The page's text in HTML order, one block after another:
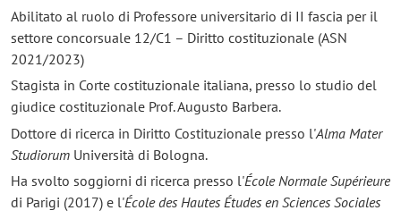
Abilitato al ruolo di Professore universitario di II fascia per il
settore concorsuale 12/C1 – Diritto costituzionale (ASN
2021/2023)
Stagista in Corte costituzionale italiana, presso lo studio del
giudice costituzionale Prof. Augusto Barbera.
Dottore di ricerca in Diritto Costituzionale presso l'Alma Mater
StudiorumUniversità di Bologna.
Ha svolto soggiorni di ricerca presso l'École Normale Supérieure
di Parigi (2017) e l'École des Hautes Études en Sciences Sociales